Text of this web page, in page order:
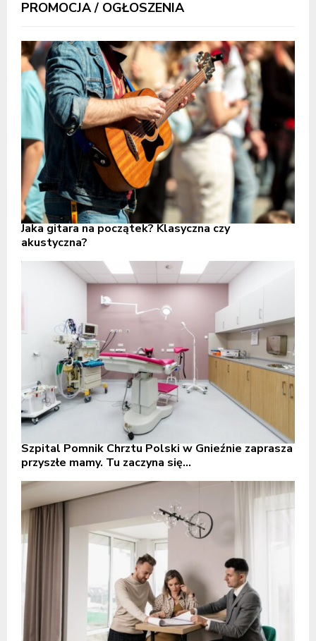
PROMOCJA / OGŁOSZENIA
Jaka gitara na początek? Klasyczna czy
akustyczna?
Szpital Pomnik Chrztu Polski w Gnieźnie zaprasza
przyszłe mamy. Tu zaczyna się...